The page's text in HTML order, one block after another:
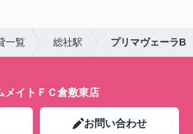
一覧 総社駅 プリマヴェーラB
メイトＦＣ倉敷東店
お問い合わせ